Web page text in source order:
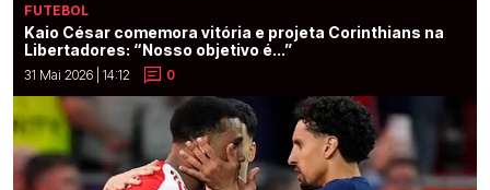
FUTEBOL
Kaio César comemora vitória e projeta Corinthians na
Libertadores: “Nosso objetivo é...”
31 Mai 2026 | 14:12 0